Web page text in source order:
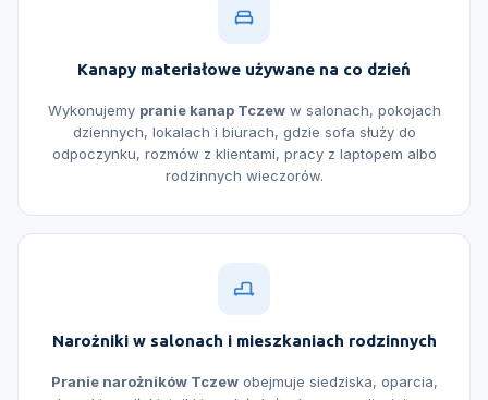
Kanapy materiałowe używane na co dzień
Wykonujemy pranie kanap Tczeww salonach, pokojach
dziennych, lokalach i biurach, gdzie sofa służy do
odpoczynku, rozmów z klientami, pracy z laptopem albo
rodzinnych wieczorów.
Narożniki w salonach i mieszkaniach rodzinnych
Pranie narożników Tczewobejmuje siedziska, oparcia,